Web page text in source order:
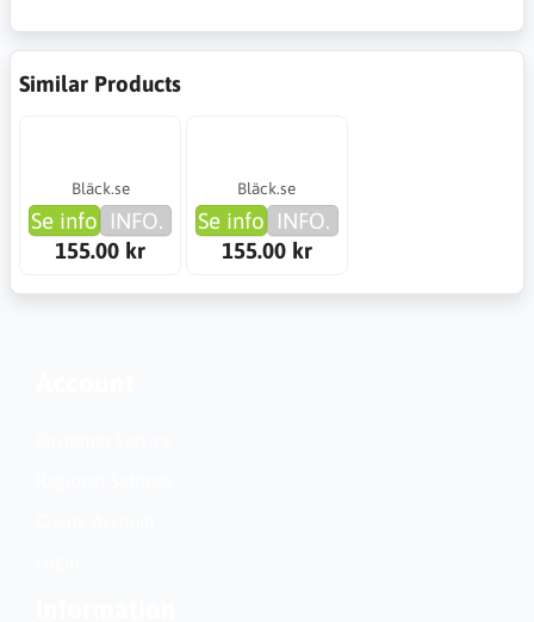
Similar Products
Bläck.se
Se info INFO.
155.00 kr
Bläck.se
Se info INFO.
155.00 kr